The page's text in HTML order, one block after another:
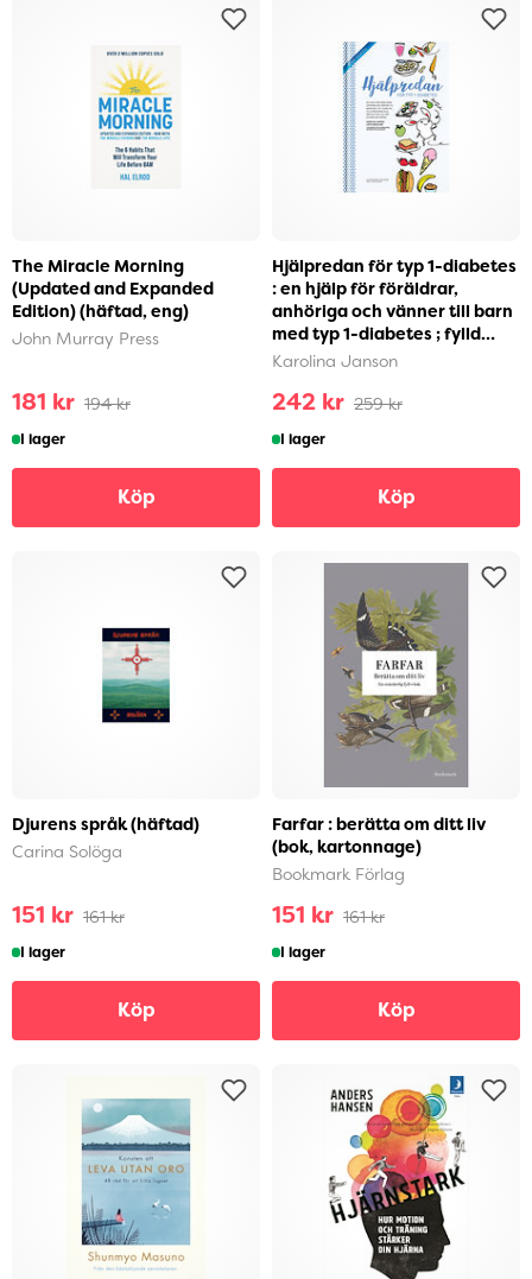
The Miracle Morning
(Updated and Expanded
Edition) (häftad, eng)
John Murray Press
181 kr 194 kr
I lager
Köp
Hjälpredan för typ 1-diabetes
: en hjälp för föräldrar,
anhöriga och vänner till barn
med typ 1-diabetes ; fylld
med mat...
Karolina Janson
242 kr 259 kr
I lager
Köp
Djurens språk (häftad)
Carina Solöga
151 kr 161 kr
I lager
Köp
Farfar : berätta om ditt liv
(bok, kartonnage)
Bookmark Förlag
151 kr 161 kr
I lager
Köp